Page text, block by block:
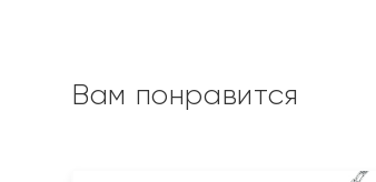
Вам понравится